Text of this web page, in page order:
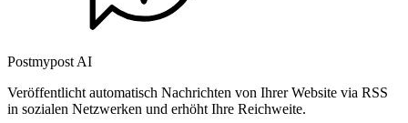
Postmypost AI
Veröffentlicht automatisch Nachrichten von Ihrer Website via RSS
in sozialen Netzwerken und erhöht Ihre Reichweite.